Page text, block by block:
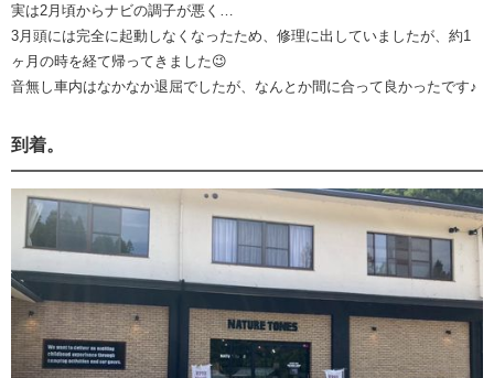
実は2月頃からナビの調子が悪く…
3月頭には完全に起動しなくなったため、修理に出していましたが、約1
ヶ月の時を経て帰ってきました😉
音無し車内はなかなか退屈でしたが、なんとか間に合って良かったです♪
到着。